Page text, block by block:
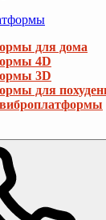
для дома
4D
3D
для